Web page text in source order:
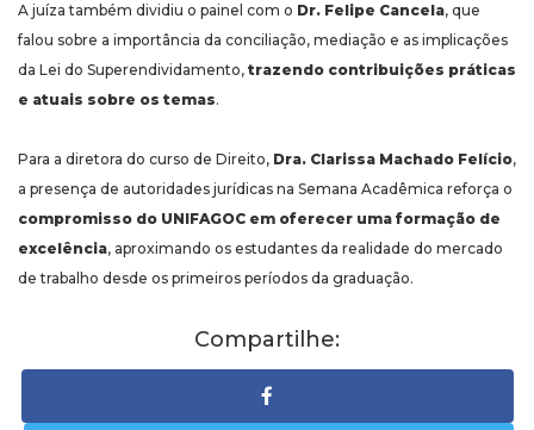
A juíza também dividiu o painel com o Dr. Felipe Cancela, que
falou sobre a importância da conciliação, mediação e as implicações
da Lei do Superendividamento, trazendo contribuições práticas
e atuais sobre os temas.
Para a diretora do curso de Direito, Dra. Clarissa Machado Felício,
a presença de autoridades jurídicas na Semana Acadêmica reforça o
compromisso do UNIFAGOC em oferecer uma formação de
excelência, aproximando os estudantes da realidade do mercado
de trabalho desde os primeiros períodos da graduação.
Compartilhe: